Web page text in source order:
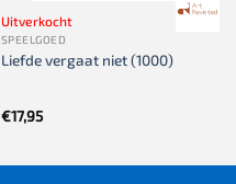
Uitverkocht
SPEELGOED
Liefde vergaat niet (1000)
€17,95